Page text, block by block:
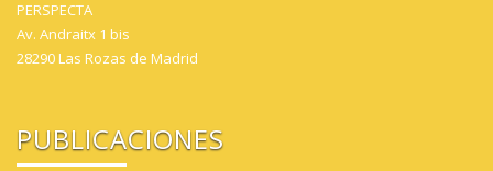
PERSPECTA
Av. Andraitx 1 bis
28290 Las Rozas de Madrid
PUBLICACIONES